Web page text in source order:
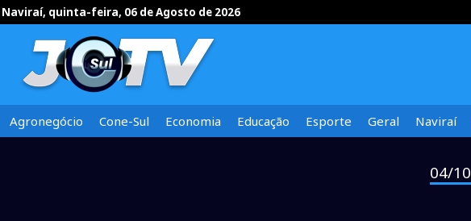
Naviraí, quinta-feira, 06 de Agosto de 2026
Agronegócio Cone-Sul Economia Educação Esporte Geral Naviraí
04/